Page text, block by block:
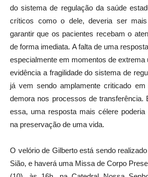
do sistema de regulação da saúde
críticos como o dele, deveria ser
garantir que os pacientes recebam o
de forma imediata. A falta de uma
especialmente em momentos de extrema
evidência a fragilidade do sistema de
já vem sendo amplamente criticado
demora nos processos de transferência.
essa, uma resposta mais célere
na preservação de uma vida.
O velório de Gilberto está sendo
Sião, e haverá uma Missa de Corpo